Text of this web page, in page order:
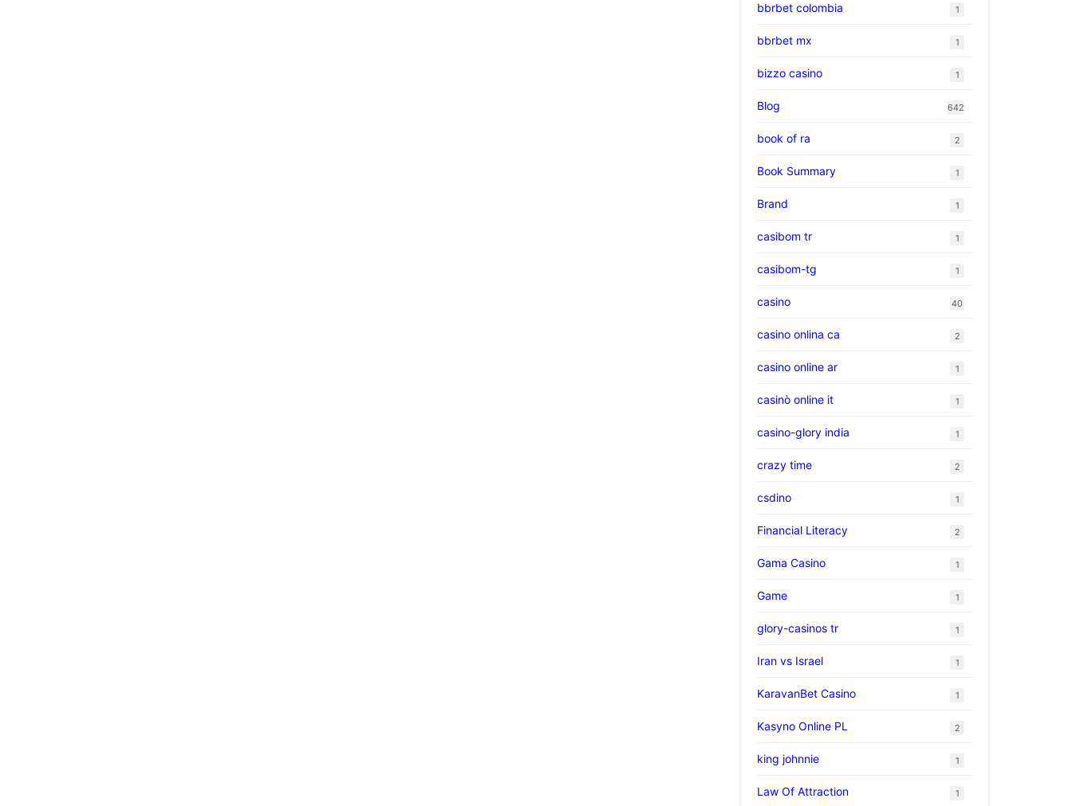
bbrbet colombia 1
bbrbet mx 1
bizzo casino 1
Blog 642
book of ra 2
Book Summary 1
Brand 1
casibom tr 1
casibom-tg 1
casino 40
casino onlina ca 2
casino online ar 1
casinò online it 1
casino-glory india 1
crazy time 2
csdino 1
Financial Literacy 2
Gama Casino 1
Game 1
glory-casinos tr 1
Iran vs Israel 1
KaravanBet Casino 1
Kasyno Online PL 2
king johnnie 1
Law Of Attraction 1